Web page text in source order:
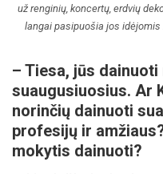
už renginių, koncertų, erdvių
langai pasipuošia jos
– Tiesa, jūs
suaugusiuosius. Ar
norinčių dainuoti
profesijų ir
mokytis dainuoti?